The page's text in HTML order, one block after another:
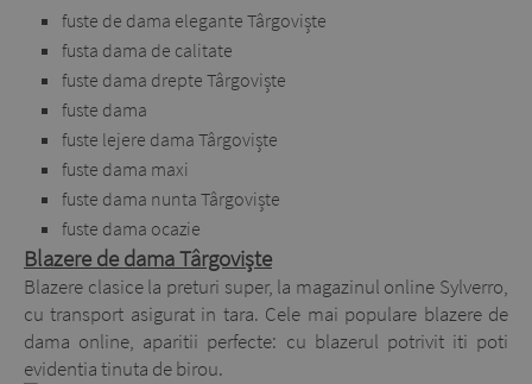
fuste de dama elegante Târgoviște
fusta dama de calitate
fuste dama drepte Târgoviște
fuste dama
fuste lejere dama Târgoviște
fuste dama maxi
fuste dama nunta Târgoviște
fuste dama ocazie
Blazere de dama Târgoviște
Blazere clasice la preturi super, la magazinul online Sylverro,
cu transport asigurat in tara. Cele mai populare blazere de
dama online, aparitii perfecte: cu blazerul potrivit iti poti
evidentia tinuta de birou.